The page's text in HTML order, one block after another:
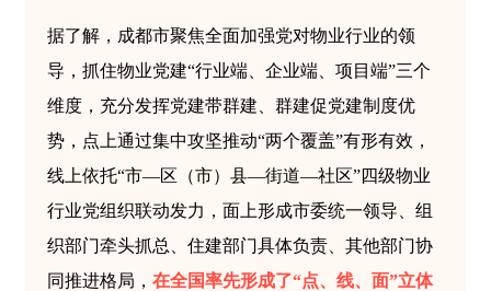
据了解，成都市聚焦全面加强党对物业行业的领
导，抓住物业党建“行业端、企业端、项目端”三个
维度，充分发挥党建带群建、群建促党建制度优
势，点上通过集中攻坚推动“两个覆盖”有形有效，
线上依托“市—区（市）县—街道—社区”四级物业
行业党组织联动发力，面上形成市委统一领导、组
织部门牵头抓总、住建部门具体负责、其他部门协
同推进格局， 在全国率先形成了“点、线、面”立体